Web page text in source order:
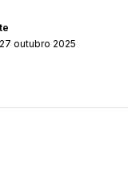
outubro 2025